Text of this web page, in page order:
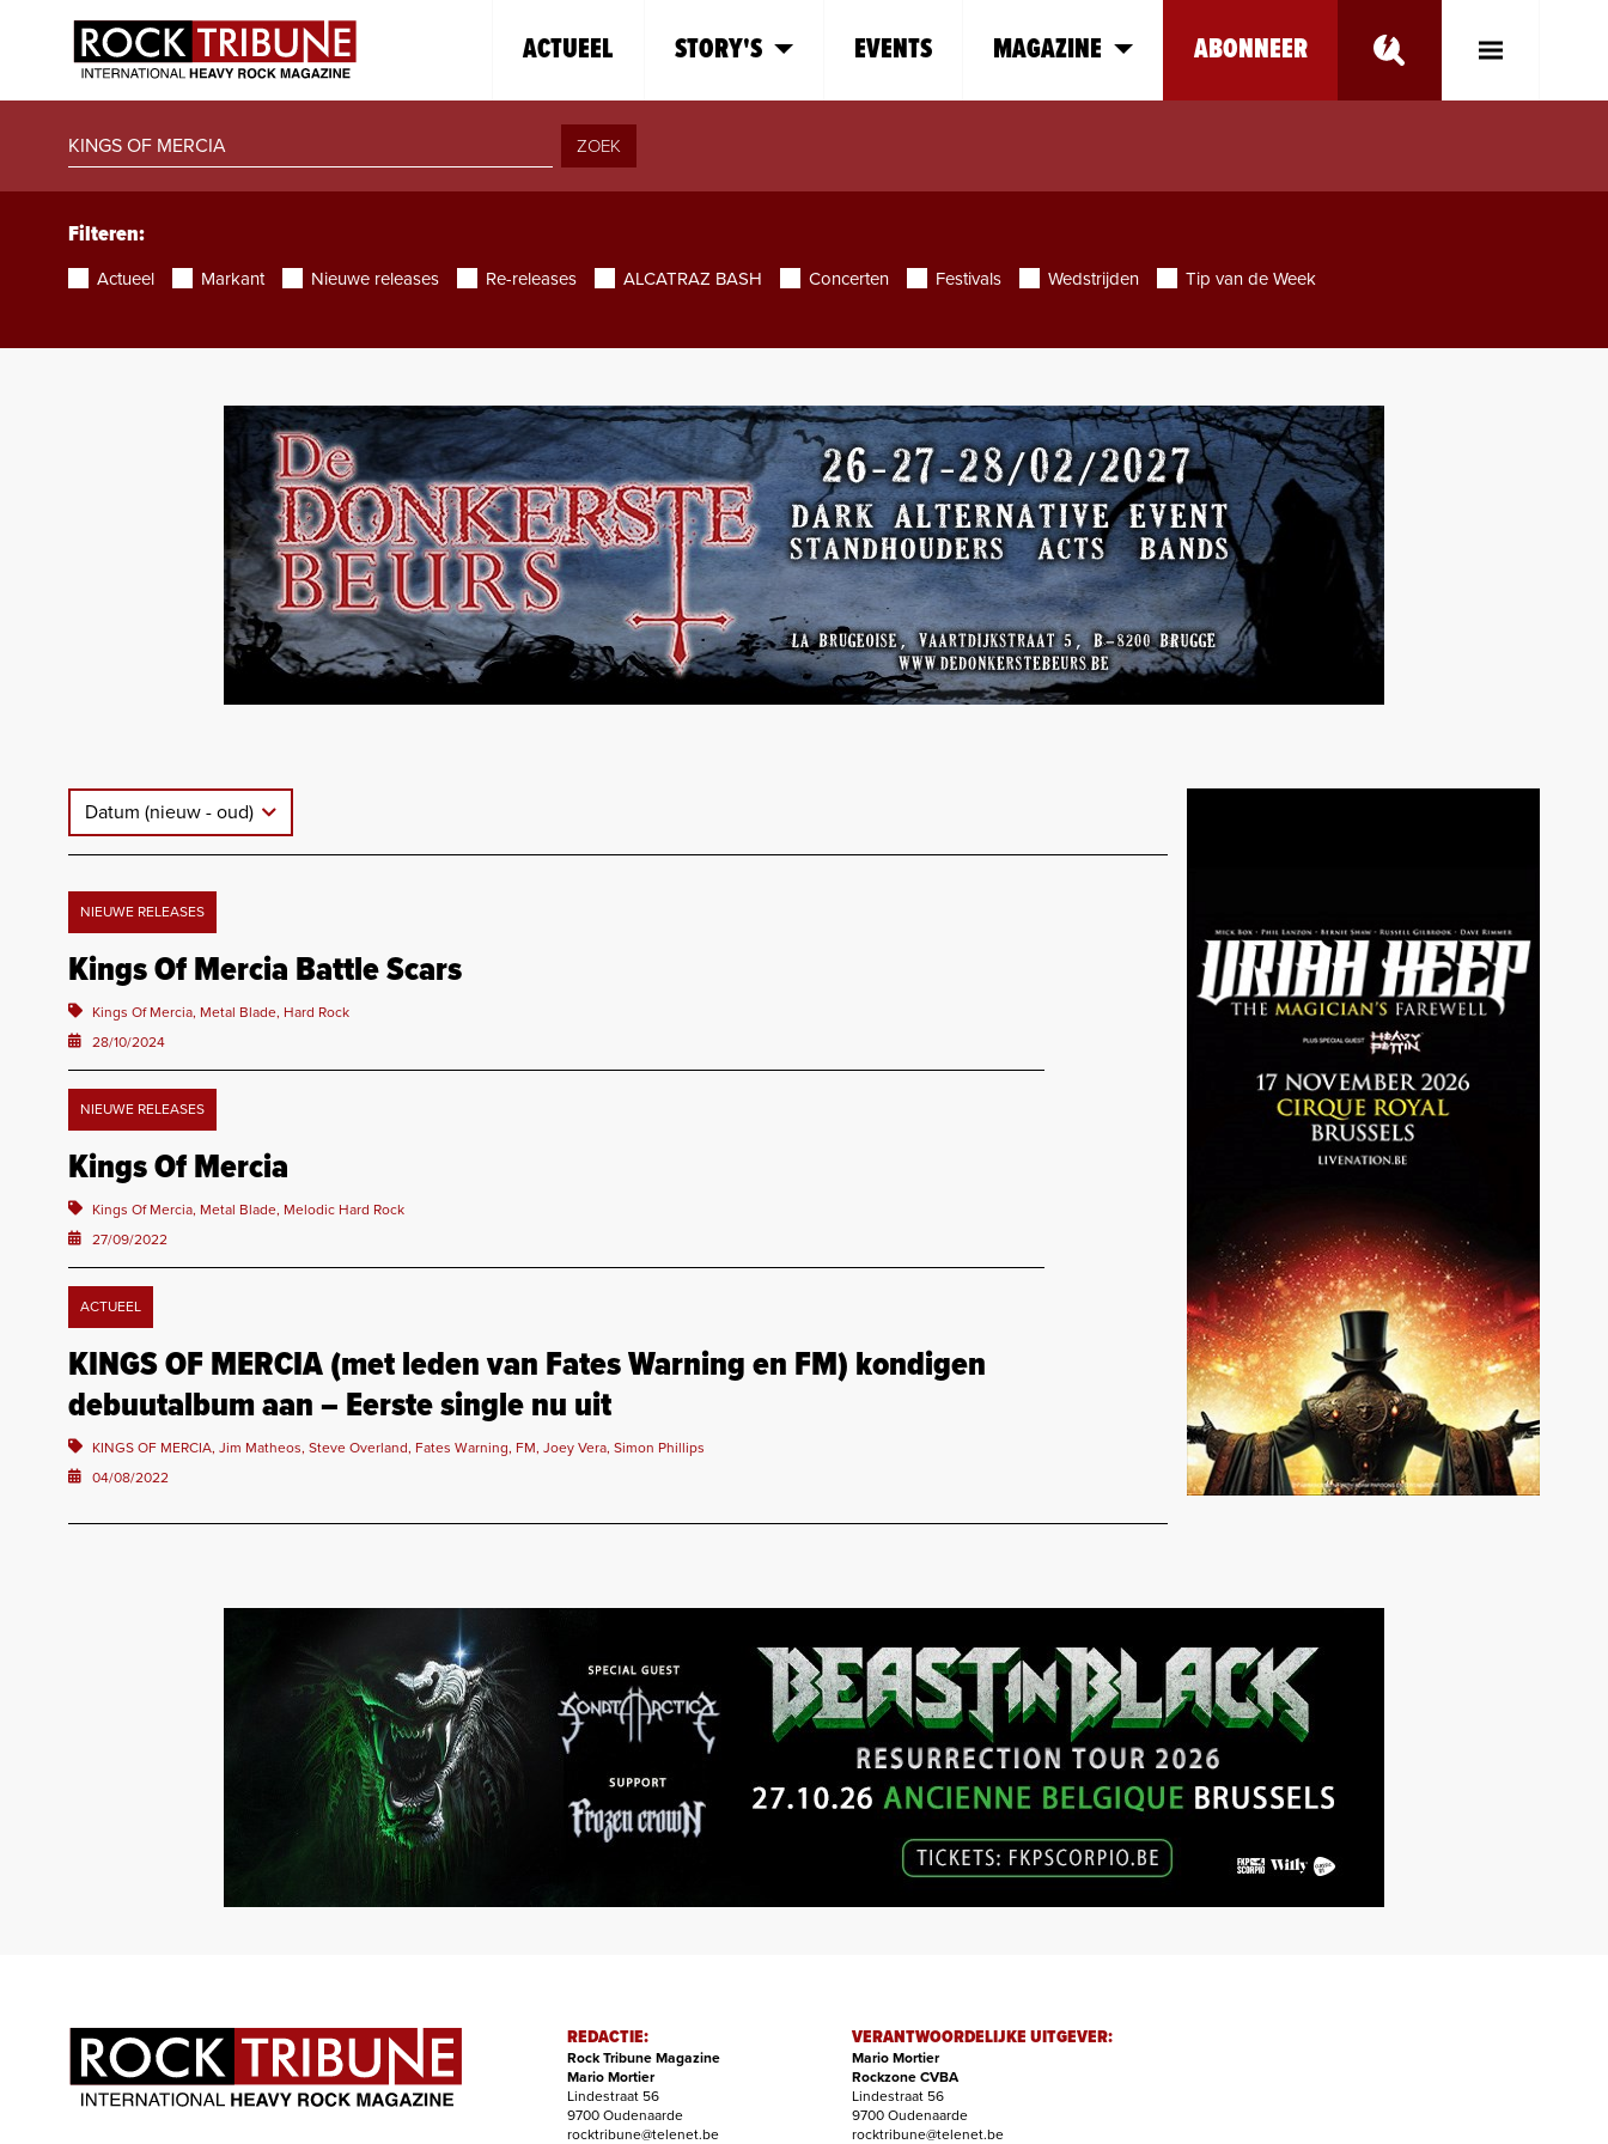
ACTUEEL STORY'S EVENTS MAGAZINE ABONNEER
Toggle
ZOEK
Filteren:
Actueel Markant Nieuwe releases Re-releases ALCATRAZ BASH Concerten Festivals Wedstrijden Tip van de Week
Datum (nieuw - oud)
NIEUWE RELEASES
Kings Of Mercia Battle Scars
Kings Of Mercia, Metal Blade, Hard Rock
28/10/2024
NIEUWE RELEASES
Kings Of Mercia
Kings Of Mercia, Metal Blade, Melodic Hard Rock
27/09/2022
ACTUEEL
KINGS OF MERCIA (met leden van Fates Warning en FM) kondigen
debuutalbum aan – Eerste single nu uit
KINGS OF MERCIA, Jim Matheos, Steve Overland, Fates Warning, FM, Joey Vera, Simon Phillips
04/08/2022
REDACTIE:
Rock Tribune Magazine
Mario Mortier
Lindestraat 56
9700 Oudenaarde
rocktribune@telenet.be
VERANTWOORDELIJKE UITGEVER:
Mario Mortier
Rockzone CVBA
Lindestraat 56
9700 Oudenaarde
rocktribune@telenet.be